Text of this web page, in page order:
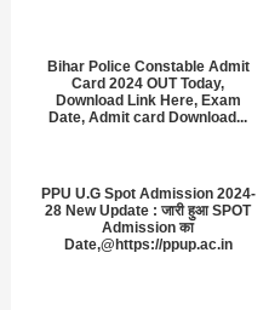
Bihar Police Constable Admit
Card 2024 OUT Today,
Download Link Here, Exam
Date, Admit card Download...
PPU U.G Spot Admission 2024-
28 New Update : जारी हुआ SPOT
Admission का
Date,@https://ppup.ac.in